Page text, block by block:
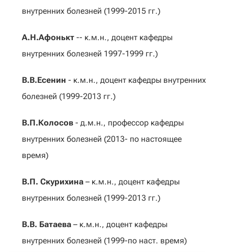
внутренних болезней (1999-2015 гг.)
А.Н.Афонькт -- к.м.н., доцент кафедры
внутренних болезней 1997-1999 гг.)
В.В.Есенин - к.м.н., доцент кафедры внутренних
болезней (1999-2013 гг.)
В.П.Колосов - д.м.н., профессор кафедры
внутренних болезней (2013- по настоящее
время)
В.П. Скурихина – к.м.н., доцент кафедры
внутренних болезней (1999-2013 гг.)
В.В. Батаева – к.м.н., доцент кафедры
внутренних болезней (1999-по наст. время)